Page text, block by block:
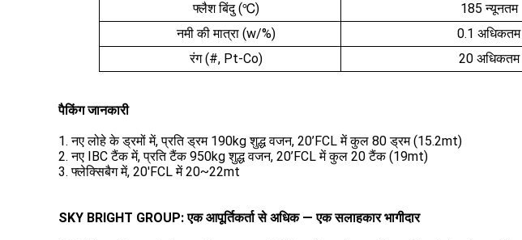
फ्लैश बिंदु (℃)
185 न्यूनतम
नमी की मात्रा (w/%)
0.1 अधिकतम
रंग (#, Pt-Co)
20 अधिकतम
पैकिंग जानकारी
1. नए लोहे के ड्रमों में, प्रति ड्रम 190kg शुद्ध वजन, 20’FCL में कुल 80 ड्रम (15.2mt)
2. नए IBC टैंक में, प्रति टैंक 950kg शुद्ध वजन, 20’FCL में कुल 20 टैंक (19mt)
3. फ्लेक्सिबैग में, 20'FCL में 20~22mt
SKY BRIGHT GROUP:एक आपूर्तिकर्ता से अधिक — एक सलाहकार भागीदार